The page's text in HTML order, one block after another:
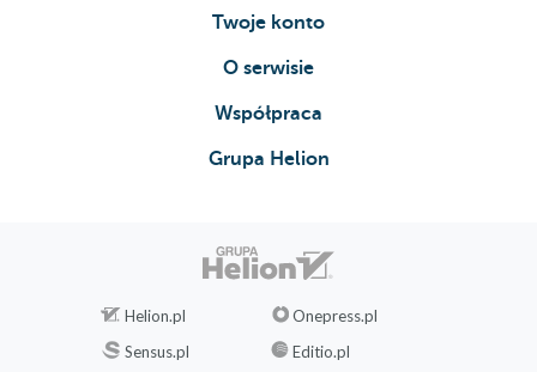
Twoje konto
O serwisie
Współpraca
Grupa Helion
Helion.pl
Onepress.pl
Sensus.pl
Editio.pl